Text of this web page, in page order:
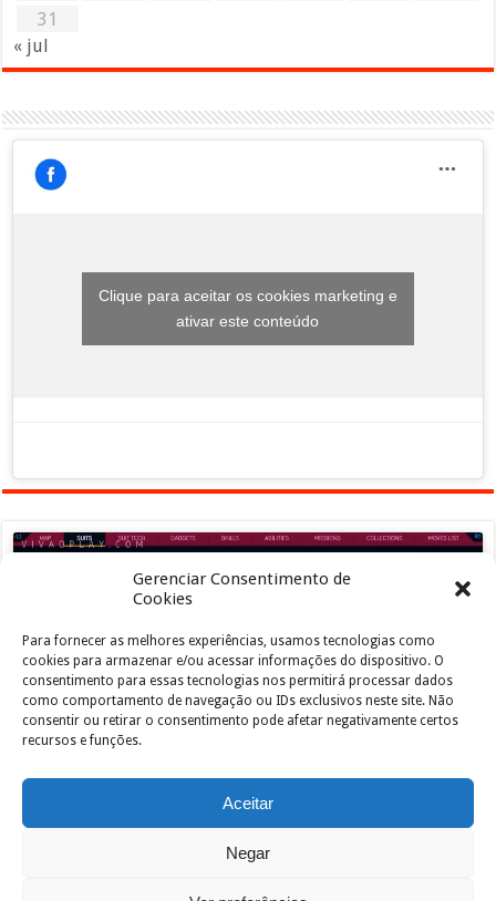
Gerenciar Consentimento de
Cookies
Para fornecer as melhores experiências, usamos tecnologias como
cookies para armazenar e/ou acessar informações do dispositivo. O
consentimento para essas tecnologias nos permitirá processar dados
como comportamento de navegação ou IDs exclusivos neste site. Não
consentir ou retirar o consentimento pode afetar negativamente certos
recursos e funções.
Aceitar
Negar
31
« jul
Clique para aceitar os cookies marketing e
ativar este conteúdo
Clique para aceitar os cookies marketing e
ativar este conteúdo
João de Jesus Junior| Designed by